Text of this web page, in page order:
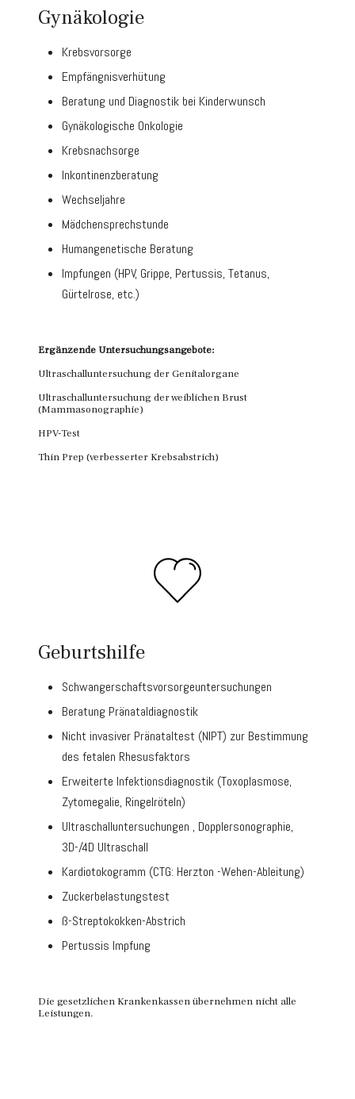
Gynäkologie
Krebsvorsorge
Empfängnisverhütung
Beratung und Diagnostik bei Kinderwunsch
Gynäkologische Onkologie
Krebsnachsorge
Inkontinenzberatung
Wechseljahre
Mädchensprechstunde
Humangenetische Beratung
Impfungen (HPV, Grippe, Pertussis, Tetanus,
Gürtelrose, etc.)
Ergänzende Untersuchungsangebote:
Ultraschalluntersuchung der Genitalorgane
Ultraschalluntersuchung der weiblichen Brust
(Mammasonographie)
HPV-Test
Thin Prep (verbesserter Krebsabstrich)
Geburtshilfe
Schwangerschaftsvorsorgeuntersuchungen
Beratung Pränataldiagnostik
Nicht invasiver Pränataltest (NIPT) zur Bestimmung
des fetalen Rhesusfaktors
Erweiterte Infektionsdiagnostik (Toxoplasmose,
Zytomegalie, Ringelröteln)
Ultraschalluntersuchungen , Dopplersonographie,
3D-/4D Ultraschall
Kardiotokogramm (CTG: Herzton -Wehen-Ableitung)
Zuckerbelastungstest
ß-Streptokokken-Abstrich
Pertussis Impfung
Die gesetzlichen Krankenkassen übernehmen nicht alle
Leistungen.